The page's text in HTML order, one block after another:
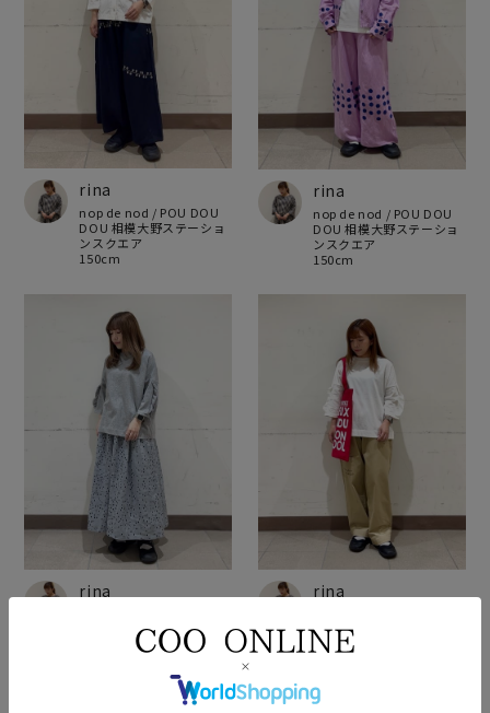
rina
nop de nod / POU DOU
DOU 相模大野ステーショ
ンスクエア
150cm
rina
nop de nod / POU DOU
DOU 相模大野ステーショ
ンスクエア
150cm
rina
DOU 相模大野ステーショ
ンスクエア
rina
DOU 相模大野ステーショ
ンスクエア